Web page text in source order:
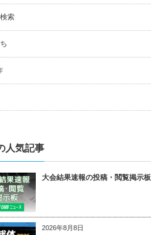
索
人気記事
大会結果速報の投稿・閲覧掲示板
2026年8月8日